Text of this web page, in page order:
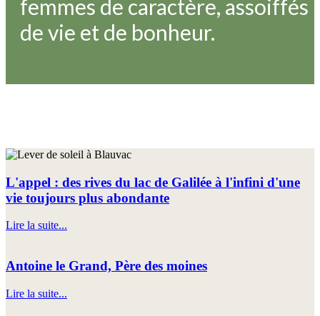
femmes de caractère, assoiffés
de vie et de bonheur.
L'appel : des rives du lac de Galilée à l'infini d'une
vie toujours plus abondante
Lire la suite...
Antoine le Grand, Père des moines
Lire la suite...